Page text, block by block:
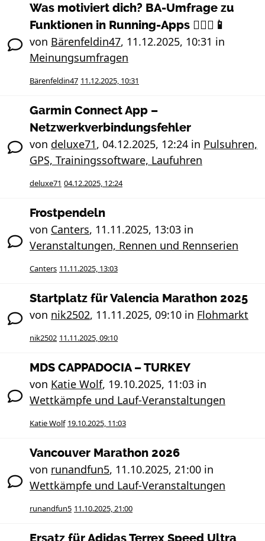
Was motiviert dich? BA-Umfrage zu
Funktionen in Running-Apps 🏃🏻‍♀️📱
von Bärenfeldin47, 11.12.2025, 10:31 in
Meinungsumfragen
Bärenfeldin47 11.12.2025, 10:31
Garmin Connect App –
Netzwerkverbindungsfehler
von deluxe71, 04.12.2025, 12:24 in Pulsuhren,
GPS, Trainingssoftware, Laufuhren
deluxe71 04.12.2025, 12:24
Frostpendeln
von Canters, 11.11.2025, 13:03 in
Veranstaltungen, Rennen und Rennserien
Canters 11.11.2025, 13:03
Startplatz für Valencia Marathon 2025
von nik2502, 11.11.2025, 09:10 in Flohmarkt
nik2502 11.11.2025, 09:10
MDS CAPPADOCIA – TURKEY
von Katie Wolf, 19.10.2025, 11:03 in
Wettkämpfe und Lauf-Veranstaltungen
Katie Wolf 19.10.2025, 11:03
Vancouver Marathon 2026
von runandfun5, 11.10.2025, 21:00 in
Wettkämpfe und Lauf-Veranstaltungen
runandfun5 11.10.2025, 21:00